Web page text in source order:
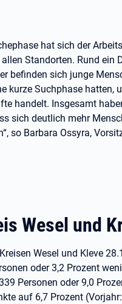
hat sich der
Standorten. Rund ein
befinden sich junge
kurze Suchphase hatten,
handelt. Insgesamt
sich deutlich mehr
so Barbara Ossyra,
Wesel und
Wesel und Kleve
oder 3,2 Prozent
Personen oder 9,0
auf 6,7 Prozent